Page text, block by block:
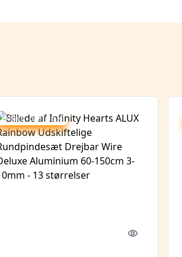
Udsalg - spar 33 %
Quick look